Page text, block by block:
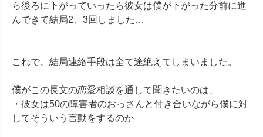
ら後ろに下がっていったら彼女は僕が下がった分前に進
んできて結局2、3回しました…
これで、結局連絡手段は全て途絶えてしまいました。
僕がこの長文の恋愛相談を通して聞きたいのは、
・彼女は50の障害者のおっさんと付き合いながら僕に対
してそういう言動をするのか